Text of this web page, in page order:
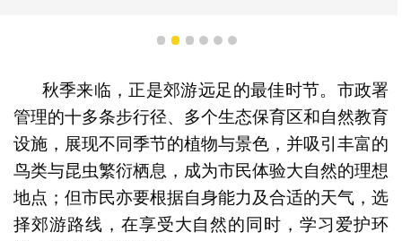
1 2 3 4 5 6
秋季来临，正是郊游远足的最佳时节。市政署
管理的十多条步行径、多个生态保育区和自然教育
设施，展现不同季节的植物与景色，并吸引丰富的
鸟类与昆虫繁衍栖息，成为市民体验大自然的理想
地点；但市民亦要根据自身能力及合适的天气，选
择郊游路线，在享受大自然的同时，学习爱护环